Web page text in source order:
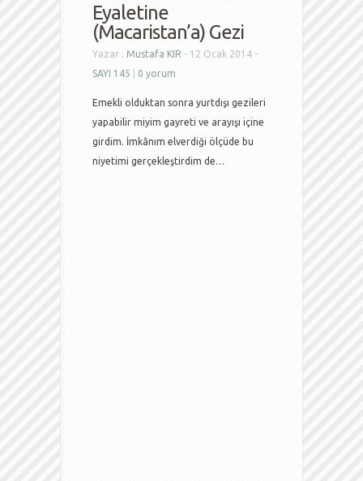
Eyaletine
(Macaristan’a) Gezi
Yazar : Mustafa KIR - 12 Ocak 2014 -
SAYI 145
0 yorum
Emekli olduktan sonra yurtdışı gezileri
yapabilir miyim gayreti ve arayışı içine
girdim. İmkânım elverdiği ölçüde bu
niyetimi gerçekleştirdim de…